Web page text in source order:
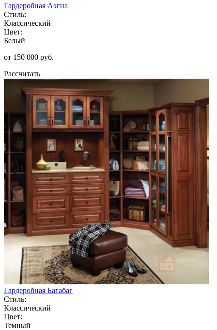
Гардеробная Аэгна
Стиль:
Классический
Цвет:
Белый
от 150 000 руб.
Рассчитать
Гардеробная Багабаг
Стиль:
Классический
Цвет:
Темный